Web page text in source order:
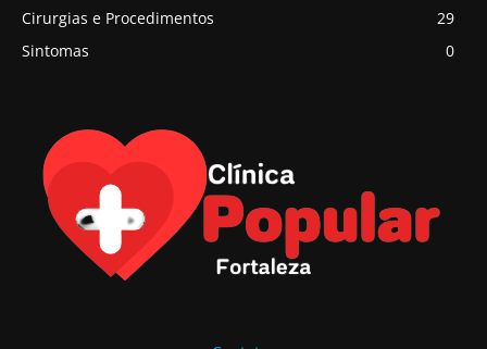
Cirurgias e Procedimentos
29
Sintomas
0